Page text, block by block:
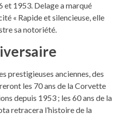
1953. Delage a marqué
« Rapide et silencieuse, elle
sa notoriété.
prestigieuses anciennes, des
les 70 ans de la Corvette
depuis 1953 ; les 60 ans de la
retracera l’histoire de la